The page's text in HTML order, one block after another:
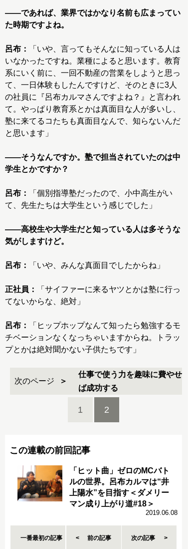
――であれば、業界ではかなり名前も広まってい
た時期ですよね。
呂布：
「いや、言ってもそんなに知っている人は
いなかったですね。業種によると思います。教育
系にいく前に、一回不動産の営業をしようと思っ
て、一日体験もしたんですけど、そのときに3人
の社員に『呂布カルマさんですよね？』と言われ
て。やっぱり教育系とかは真面目な人が多いし、
塾に来てるコたちも真面目なんで、知らないんだ
と思います」
――そうなんですか。塾で担当されていたのは中
学生とかですか？
呂布：
「個別指導塾だったので、小中高生がい
て、先生たちは大学生という感じでした」
――高校生や大学生だと知っている人は多そうな
気がしますけど。
呂布： 「いや、みんな真面目でしたからね」
正社員：
「サイファーに来るヤツとかは塾に行っ
てないからな、絶対」
呂布：
「ヒップホップなんて知ったら勉強するモ
チベーションなくなっちゃいますからね。トラッ
プとかは絶対聞かない子供たちです」
次のページ
仕事で使う力を趣味に費やせ
ば成功する
1 2
この連載の前回記事
「ヒット曲」ゼロのMCバト
ルの世界。呂布カルマは“井
上陽水”を目指す＜ダメリー
マン成り上がり道#18＞
2019.06.08
一番最初の記事 前の記事 次の記事